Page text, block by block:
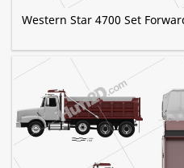
Western Star 4700 Set